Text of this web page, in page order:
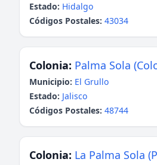
Estado: Hidalgo
Códigos Postales: 43034
Colonia: Palma Sola
Municipio: El Grullo
Estado: Jalisco
Códigos Postales: 48744
Colonia: La Palma Sola